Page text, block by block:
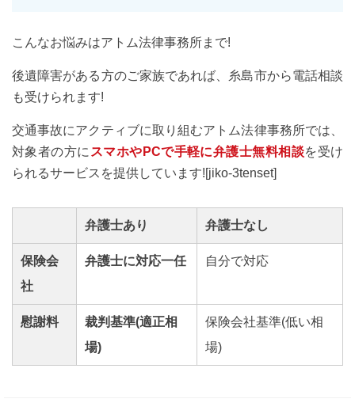
こんなお悩みはアトム法律事務所まで!
後遺障害がある方のご家族であれば、糸島市から電話相談
も受けられます!
交通事故にアクティブに取り組むアトム法律事務所では、
対象者の方に スマホやPCで手軽に弁護士無料相談を受け
られるサービスを提供しています![jiko-3tenset]
弁護士あり 弁護士なし
保険会
社
弁護士に対応一任 自分で対応
慰謝料
裁判基準(適正相
場)
保険会社基準(低い相
場)